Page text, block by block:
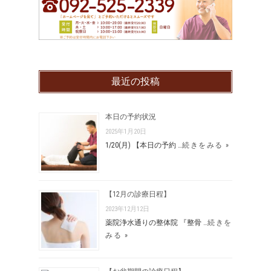
最近の投稿
本日の予約状況
2025年1月20日
1/20(月) 【本日の予約 …続きをみる »
【12月の診療日程】
2023年12月12日
薬院浄水通りの整体院 『整骨 …続きを
みる »